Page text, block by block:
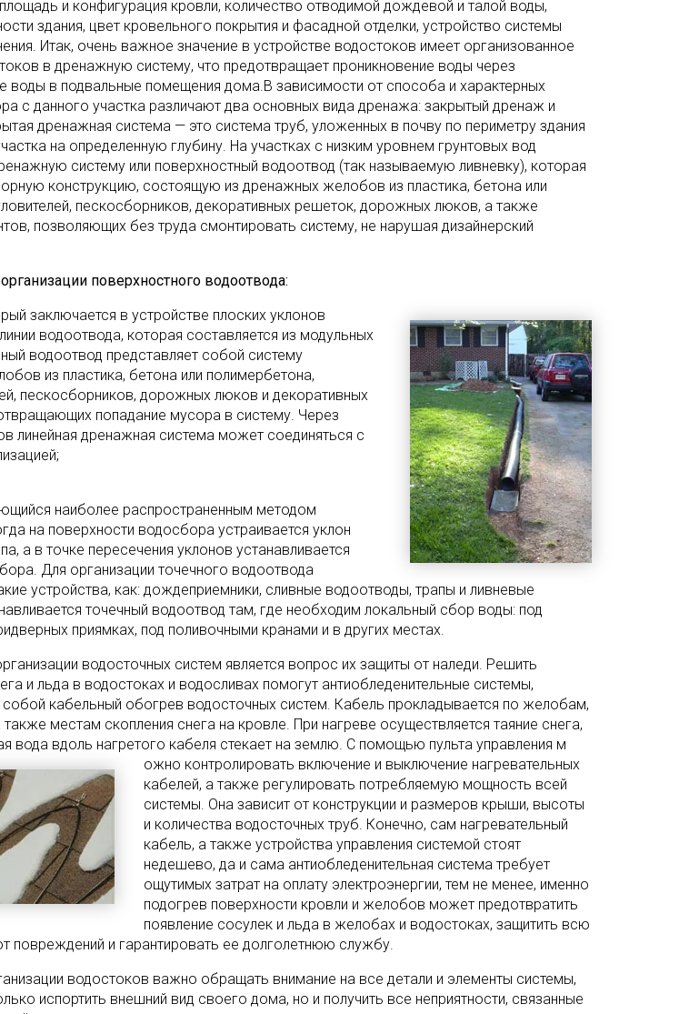
и конфигурация кровли, количество отводимой дождевой и талой воды,
здания, цвет кровельного покрытия и фасадной отделки, устройство системы
Итак, очень важное значение в устройстве водостоков имеет организованное
в дренажную систему, что предотвращает проникновение воды через
воды в подвальные помещения дома.В зависимости от способа и характерных
с данного участка различают два основных вида дренажа: закрытый дренаж и
дренажная система — это система труб, уложенных в почву по периметру здания
на определенную глубину. На участках с низким уровнем грунтовых вод
систему или поверхностный водоотвод (так называемую ливневку), которая
конструкцию, состоящую из дренажных желобов из пластика, бетона или
пескосборников, декоративных решеток, дорожных люков, а также
позволяющих без труда смонтировать систему, не нарушая дизайнерский
поверхностного водоотвода:
заключается в устройстве плоских уклонов
водоотвода, которая составляется из модульных
водоотвод представляет собой систему
из пластика, бетона или полимербетона,
пескосборников, дорожных люков и декоративных
попадание мусора в систему. Через
линейная дренажная система может соединяться с
наиболее распространенным методом
на поверхности водосбора устраивается уклон
а в точке пересечения уклонов устанавливается
Для организации точечного водоотвода
устройства, как: дождеприемники, сливные водоотводы, трапы и ливневые
точечный водоотвод там, где необходим локальный сбор воды: под
приямках, под поливочными кранами и в других местах.
водосточных систем является вопрос их защиты от наледи. Решить
и льда в водостоках и водосливах помогут антиобледенительные системы,
кабельный обогрев водосточных систем. Кабель прокладывается по желобам,
местам скопления снега на кровле. При нагреве осуществляется таяние снега,
вода вдоль нагретого кабеля стекает на землю. С помощью пульта управления м
ожно контролировать включение и выключение нагревательных
кабелей, а также регулировать потребляемую мощность всей
системы. Она зависит от конструкции и размеров крыши, высоты
и количества водосточных труб. Конечно, сам нагревательный
кабель, а также устройства управления системой стоят
недешево, да и сама антиобледенительная система требует
ощутимых затрат на оплату электроэнергии, тем не менее, именно
подогрев поверхности кровли и желобов может предотвратить
появление сосулек и льда в желобах и водостоках, защитить всю
повреждений и гарантировать ее долголетнюю службу.
водостоков важно обращать внимание на все детали и элементы системы,
испортить внешний вид своего дома, но и получить все неприятности, связанные